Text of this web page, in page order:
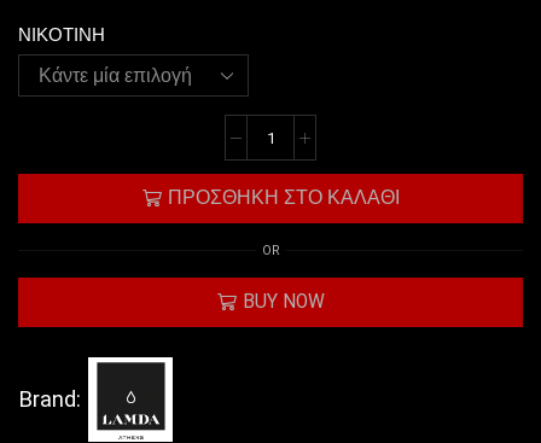
ΝΙΚΟΤΙΝΗ
ΠΡΟΣΘΉΚΗ ΣΤΟ ΚΑΛΆΘΙ
OR
BUY NOW
Brand: